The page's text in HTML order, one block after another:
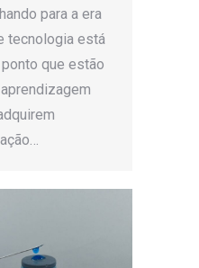
para a era
tecnologia está
que estão